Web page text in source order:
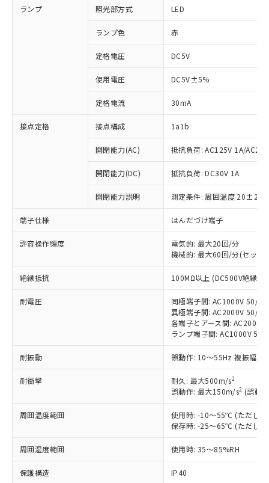
ランプ 照光部方式 LED
ランプ色 赤
定格電圧 DC5V
使用電圧 DC5V±5%
定格電流 30mA
接点定格 接点構成 1a1b
開閉能力(AC) 抵抗負荷: AC125V 1A/
開閉能力(DC) 抵抗負荷: DC30V 1A
開閉能力説明 測定条件: 周囲温度 20±2℃
端子仕様 はんだづけ端子
許容操作頻度
電気的: 最大20回/分
機械的: 最大60回/分(セット
絶縁抵抗 100MΩ以上 (DC500V絶縁抵
耐電圧
同極端子間: AC1000V 50/
異極端子間: AC2000V 50/
各端子とアース間:
ランプ端子間: AC1000V
耐振動 誤動作: 10～55Hz 複振幅
耐衝撃 耐久: 最大500m/s2
誤動作: 最大150m/s2 (誤動
周囲温度範囲
使用時: -10～55℃ (ただし、
保存時: -25～65℃ (ただし、
周囲湿度範囲 使用時: 35～85%RH
保護構造 IP40
以下の条件をお読みいただき、同意のうえ
本サービスは、当社制御機器事業取扱
商品の当社在庫状況および標準価格
(税抜)を提供させていただくもので
当社制御機器事業取扱商品の中には、
本サービスの対象外となる商品もある
在庫状況および標準価格照会結果は、
記載している更新日時点での社内デー
対応済み：EU RoHS指令（10物質）の
非含有に対応した製品が提供可能な商品で
す。
対応予定：EU RoHS指令（10物質）の非含
有に対応した製品に切り替える予定のある
対応予定なし：EU RoHS指令（10物質）の
非含有に非対応の商品で、対応品を出す予
調査・確認中：EU RoHS指令（10物質）の
非含有の対応状況を調査中または確認中の
非該当品：ライセンス料など無形物で、有
害物質有無と関係のない商品です。
仕入先様の事情により、非含有部品として
いたものが、含有品と判明した場合などや
むを得ず変更することがあります。
「○」：最大均質材料含有率が中国RoHSの
基準値以下であることを示します。
「×」：最大均質材料含有率が中国RoHSの
基準値を超えていることを示します。
「－」：未確認です。当社販売部門へお問
い合わせください。
当社は、これら貴社製品のうち、外国
為替および外国貿易法に定める商品
（以下｢規制貨物等」という）を輸出